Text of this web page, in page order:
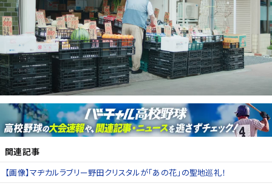
関連記事
【画像】マヂカルラブリー野田クリスタルが「あの花」の聖地巡礼！